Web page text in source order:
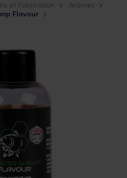
et Fabrication
Arômes
Flavour